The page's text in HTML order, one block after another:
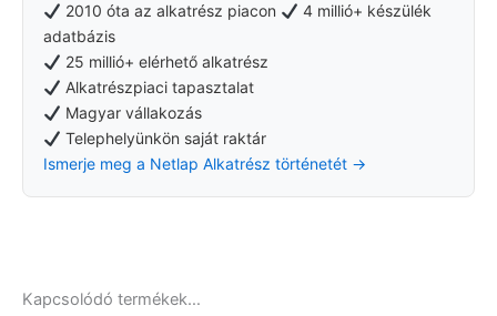
2010 óta az alkatrész piacon
4 millió+ készülék
adatbázis
25 millió+ elérhető alkatrész
Alkatrészpiaci tapasztalat
Magyar vállakozás
Telephelyünkön saját raktár
Ismerje meg a Netlap Alkatrész történetét →
Kapcsolódó termékek…